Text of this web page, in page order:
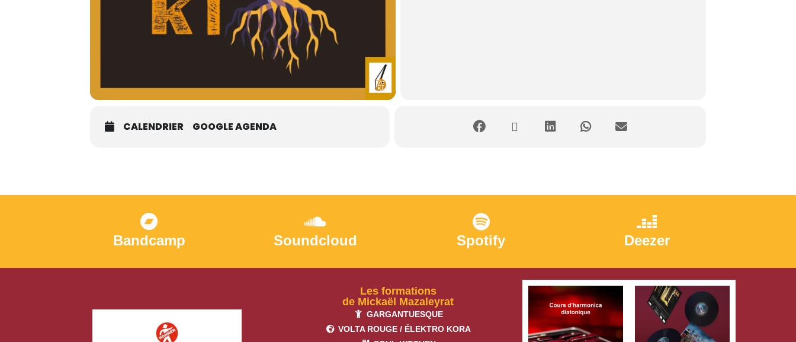
CALENDRIER GOOGLE AGENDA
Bandcamp Soundcloud Spotify Deezer
Les formations
de Mickaël Mazaleyrat
GARGANTUESQUE
VOLTA ROUGE / ÉLEKTRO KORA